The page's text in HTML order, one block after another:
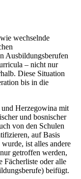
wechselnde
Ausbildungsberufen
– nicht nur
Diese Situation
bis in die
Herzegowina mit
und bosnischer
von den Schulen
auf Basis
ist alles andere
getroffen werden,
Fächerliste oder alle
beifügt.